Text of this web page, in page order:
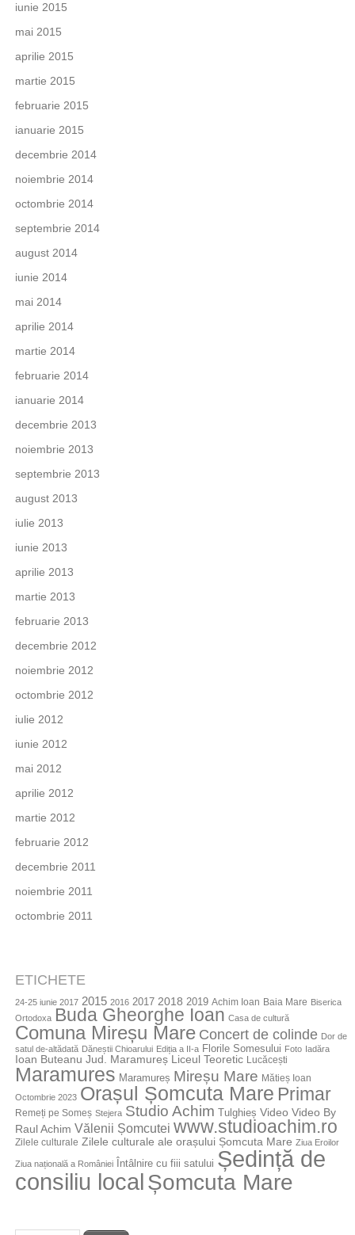
iunie 2015
mai 2015
aprilie 2015
martie 2015
februarie 2015
ianuarie 2015
decembrie 2014
noiembrie 2014
octombrie 2014
septembrie 2014
august 2014
iunie 2014
mai 2014
aprilie 2014
martie 2014
februarie 2014
ianuarie 2014
decembrie 2013
noiembrie 2013
septembrie 2013
august 2013
iulie 2013
iunie 2013
aprilie 2013
martie 2013
februarie 2013
decembrie 2012
noiembrie 2012
octombrie 2012
iulie 2012
iunie 2012
mai 2012
aprilie 2012
martie 2012
februarie 2012
decembrie 2011
noiembrie 2011
octombrie 2011
ETICHETE
24-25 iunie 2017 2015 2016 2017 2018 2019 Achim Ioan Baia Mare Biserica
Ortodoxa
Buda Gheorghe Ioan Casa de cultură
Comuna Mireșu Mare Concert de colinde Dor de
satul de-altădată Dăneștii Chioarului Ediția a II-a Florile Somesului Foto Iadăra
Ioan Buteanu Jud. Maramureș Liceul Teoretic Lucăcești
Maramures Maramureș Mireșu Mare Mătieș Ioan
Octombrie 2023 Orașul Șomcuta Mare Primar
Remeți pe Someș Stejera Studio Achim Tulghieș Video Video By
Raul Achim Vălenii Șomcutei www.studioachim.ro
Zilele culturale Zilele culturale ale orașului Șomcuta Mare Ziua Eroilor
Ziua națională a României Întâlnire cu fiii satului Ședință de
consiliu localȘomcuta Mare